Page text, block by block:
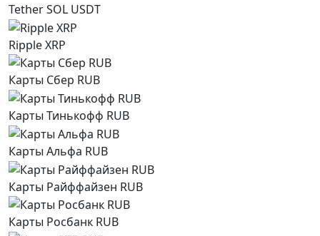
Tether SOL USDT
Ripple XRP
Карты Сбер RUB
Карты Тинькофф RUB
Карты Альфа RUB
Карты Райффайзен RUB
Карты Росбанк RUB